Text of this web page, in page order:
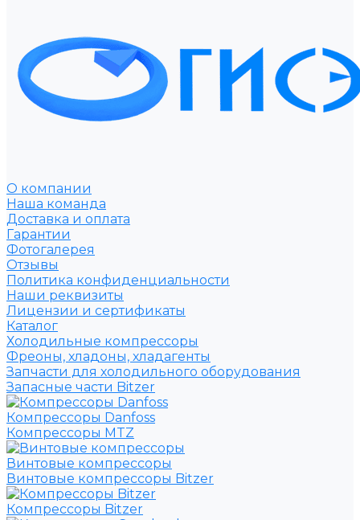
О компании
Наша команда
Доставка и оплата
Гарантии
Фотогалерея
Отзывы
Политика конфиденциальности
Наши реквизиты
Лицензии и сертификаты
Каталог
Холодильные компрессоры
Фреоны, хладоны, хладагенты
Запчасти для холодильного оборудования
Запасные части Bitzer
Компрессоры Danfoss
Компрессоры MTZ
Винтовые компрессоры
Винтовые компрессоры Bitzer
Компрессоры Bitzer